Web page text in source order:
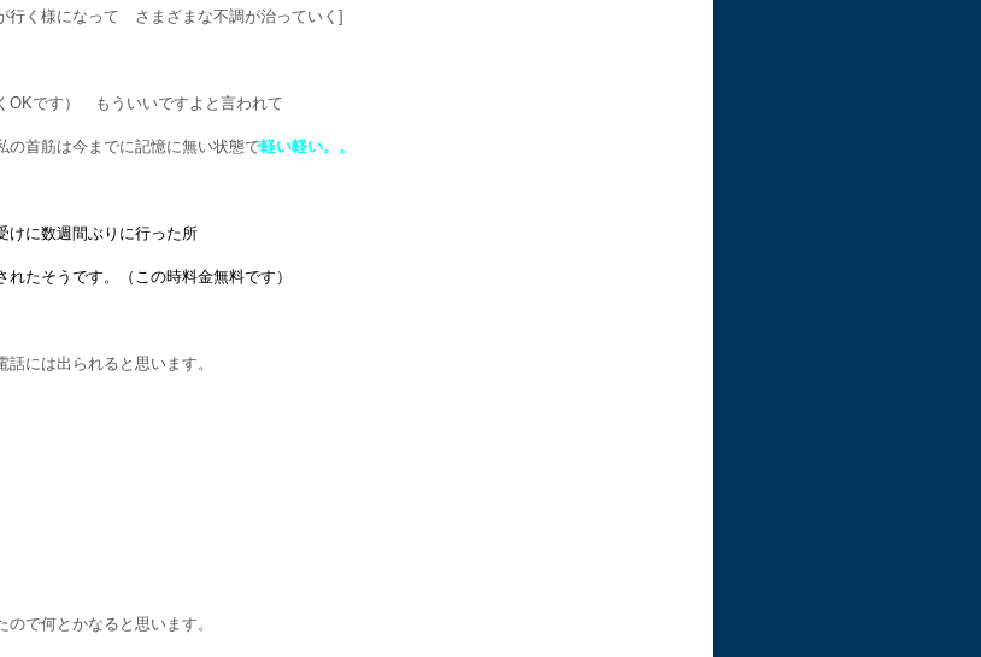
く様になって さまざまな不調が治っていく]
OKです） もういいですよと言われて
の首筋は今までに記憶に無い状態で軽い軽い。。
けに数週間ぶりに行った所
れたそうです。（この時料金無料です）
には出られると思います。
で何とかなると思います。